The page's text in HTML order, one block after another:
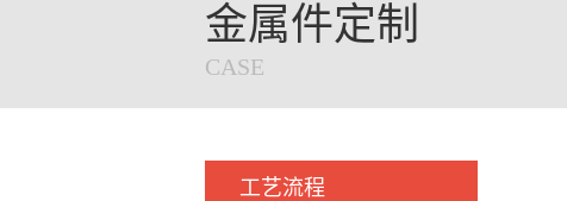
金属件定制
CASE
工艺流程